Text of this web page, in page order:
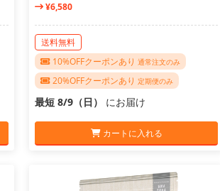
¥6,580
送料無料
10%OFFクーポンあり 通常注文のみ
20%OFFクーポンあり 定期便のみ
最短 8/9（日） にお届け
カートに入れる